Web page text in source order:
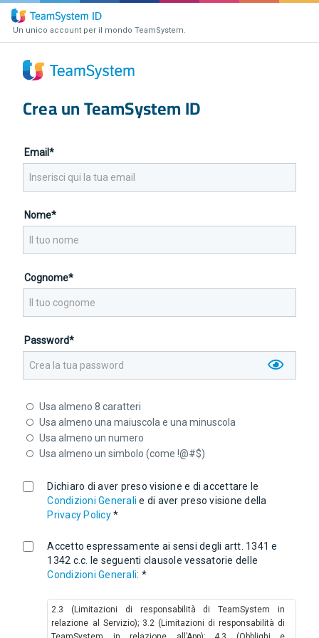
Un unico account per il mondo TeamSystem.
Crea un TeamSystem ID
Email*
Nome*
Cognome*
Password*
Usa almeno 8 caratteri
Usa almeno una maiuscola e una minuscola
Usa almeno un numero
Usa almeno un simbolo (come !@#$)
Dichiaro di aver preso visione e di accettare le
Condizioni Generali e di aver preso visione della
Privacy Policy*
Accetto espressamente ai sensi degli artt. 1341 e
1342 c.c. le seguenti clausole vessatorie delle
Condizioni Generali: *
2.3 (Limitazioni di responsabilità di TeamSystem in
relazione al Servizio); 3.2 (Limitazioni di responsabilità di